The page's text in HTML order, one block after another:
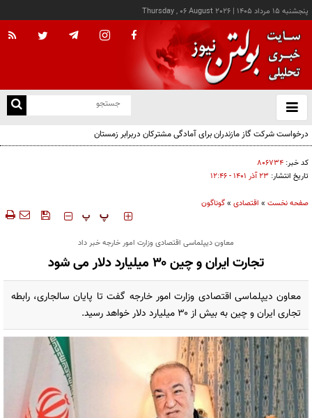
پنجشنبه ۱۵ مرداد ۱۴۰۵ |
Thursday , 06 August 2026
باز
و
کد خبر: ۸۰۶۷۳۴
تاریخ انتشار: ۲۳ آذر ۱۴۰۱ - ۱۲:۴۶
صفحه نخست » اقتصادی »گوناگون
‍‍‍ پ پ
معاون دیپلماسی اقتصادی وزارت امور خارجه خبر داد
تجارت ایران و چین ۳۰ میلیارد دلار می شود
معاون دیپلماسی اقتصادی وزارت امور خارجه گفت تا پایان سالجاری، رابطه
تجاری ایران و چین به بیش از ۳۰ میلیارد دلار خواهد رسید.